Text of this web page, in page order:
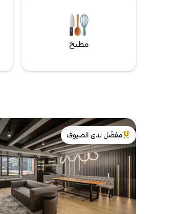
تتوفر خدمات غسيل الملابس وموقف للسيارات
مطبخ
من أبرز البيوت المفضّلة لدى الضيوف
مفضّل لدى الضيوف